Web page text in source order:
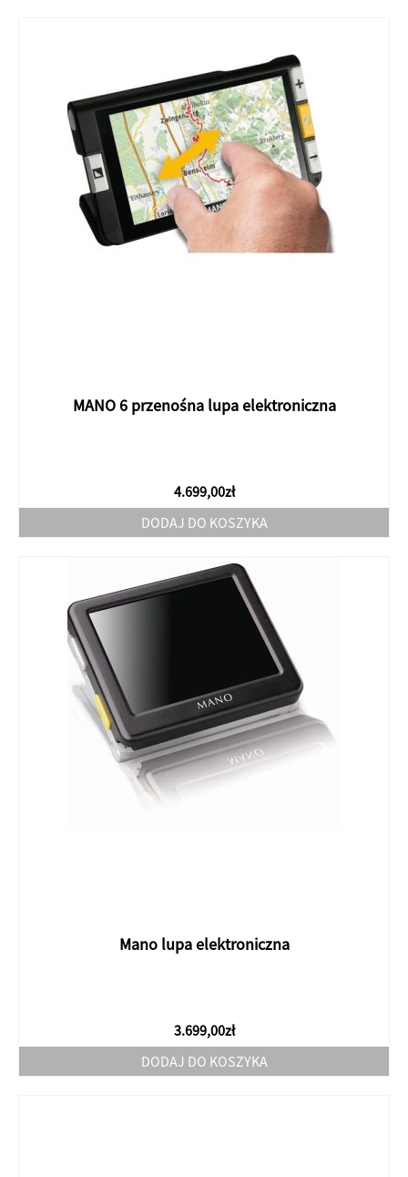
MANO 6 przenośna lupa elektroniczna
4.699,00zł
DODAJ DO KOSZYKA
Mano lupa elektroniczna
3.699,00zł
DODAJ DO KOSZYKA